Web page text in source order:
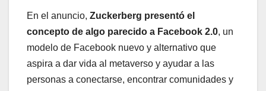
En el anuncio, Zuckerberg presentó el
concepto de algo parecido a Facebook 2.0, un
modelo de Facebook nuevo y alternativo que
aspira a dar vida al metaverso y ayudar a las
personas a conectarse, encontrar comunidades y